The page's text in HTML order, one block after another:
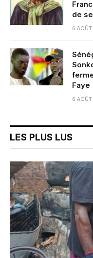
de
6
Faye
6
LES PLUS LUS